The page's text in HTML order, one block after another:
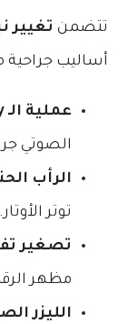
تتضمن تغيير
أساليب
عملية الـ Wendler Glottoplasty:
الصوتي
الرأب
توتر الأوتار.
تصغير
مظهر
الليزر